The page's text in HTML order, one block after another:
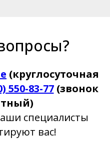
(круглосуточная
550-83-77(звонок
специалисты
вас!